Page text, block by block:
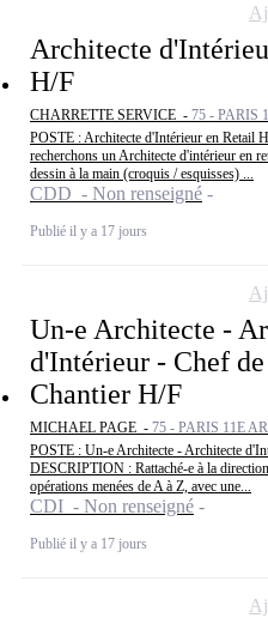
Architecte
H/F
CHARRETTE SERVICE - 75 - PARIS
POSTE : Architecte d'Intérieur en
recherchons un Architecte d'intérieur en
dessin à la main (croquis / esquisses) ...
CDD - Non renseigné
Publié il y a 17 jours
Un-e Architecte -
d'Intérieur - Chef
Chantier H/F
MICHAEL PAGE - 75 - PARIS 11E
POSTE : Un-e Architecte - Architecte
DESCRIPTION : Rattaché-e à la
opérations menées de A à Z, avec une...
CDI - Non renseigné
Publié il y a 17 jours